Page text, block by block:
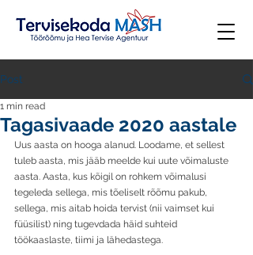
Post
Tagasivaade 2020 aastale
1 min read
Uus aasta on hooga alanud. Loodame, et sellest
tuleb aasta, mis jääb meelde kui uute võimaluste
aasta. Aasta, kus kõigil on rohkem võimalusi
tegeleda sellega, mis tõeliselt rõõmu pakub,
sellega, mis aitab hoida tervist (nii vaimset kui
füüsilist) ning tugevdada häid suhteid
töökaaslaste, tiimi ja lähedastega.